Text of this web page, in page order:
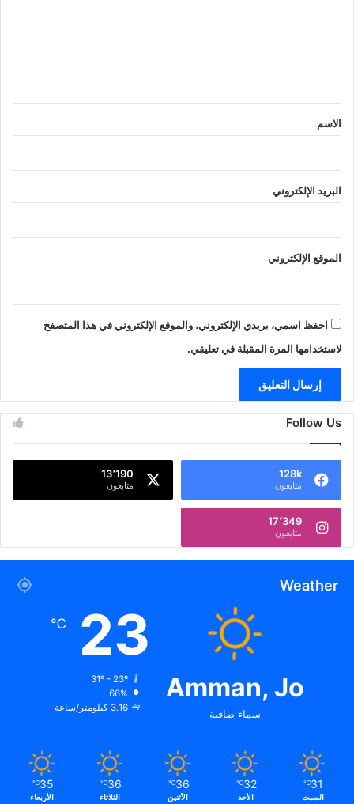
*
الاسم
البريد الإلكتروني
الموقع الإلكتروني
احفظ اسمي، بريدي الإلكتروني، والموقع الإلكتروني في هذا المتصفح
لاستخدامها المرة المقبلة في تعليقي.
Follow Us
128k
متابعون
13٬190
متابعون
17٬349
متابعون
Weather
Amman, Jo
سماء صافية
23
℃
31º - 23º
66%
3.16 كيلومتر/ساعة
31
℃
السبت
32
℃
الأحد
36
℃
الأثنين
36
℃
الثلاثاء
35
℃
الأربعاء